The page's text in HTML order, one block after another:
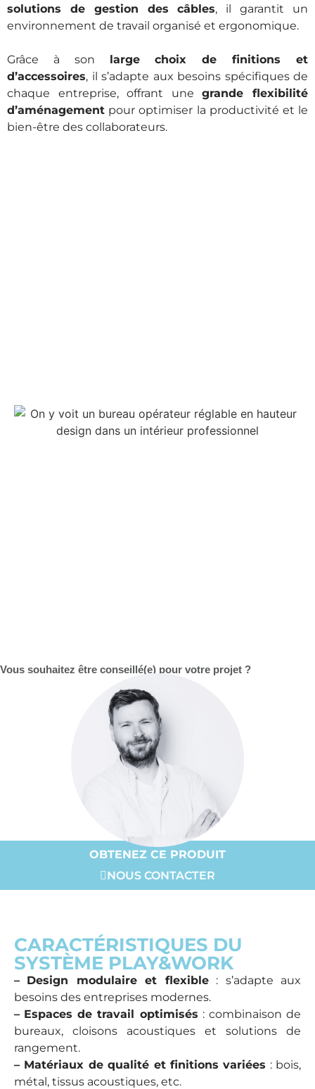
solutions de gestion des câbles, il garantit un
environnement de travail organisé et ergonomique.
Grâce à son large choix de finitions et
d’accessoires, il s’adapte aux besoins spécifiques de
chaque entreprise, offrant unegrande flexibilité
d’aménagement pour optimiser la productivité et le
bien-être des collaborateurs.
Vous souhaitez être conseillé(e) pour votre projet ?
OBTENEZ CE PRODUIT
NOUS CONTACTER
CARACTÉRISTIQUES DU
SYSTÈME PLAY&WORK
– Design modulaire et flexible: s’adapte aux
besoins des entreprises modernes.
– Espaces de travail optimisés : combinaison de
bureaux, cloisons acoustiques et solutions de
rangement.
– Matériaux de qualité et finitions variées : bois,
métal, tissus acoustiques, etc.